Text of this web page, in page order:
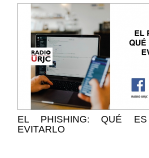
EL PHISHING: QUÉ
EVITARLO